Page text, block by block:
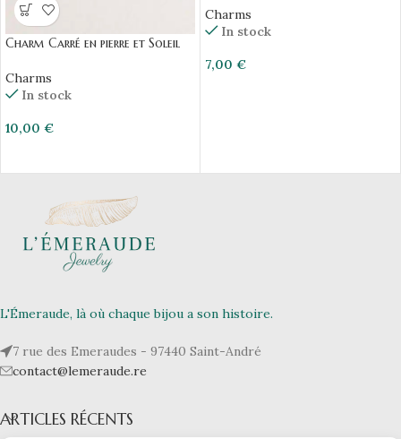
Charm Carré en pierre et Soleil
Charms
In stock
10,00 €
Charms
In stock
7,00 €
L'Émeraude, là où chaque bijou a son histoire.
7 rue des Emeraudes - 97440 Saint-André
contact@lemeraude.re
ARTICLES RÉCENTS